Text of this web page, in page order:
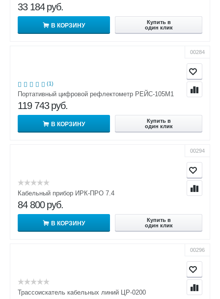
33 184 руб.
В КОРЗИНУ
Купить в
один клик
00284
(1)
Портативный цифровой рефлектометр РЕЙС-105М1
119 743 руб.
В КОРЗИНУ
Купить в
один клик
00294
Кабельный прибор ИРК-ПРО 7.4
84 800 руб.
В КОРЗИНУ
Купить в
один клик
00296
Трассоискатель кабельных линий ЦР-0200